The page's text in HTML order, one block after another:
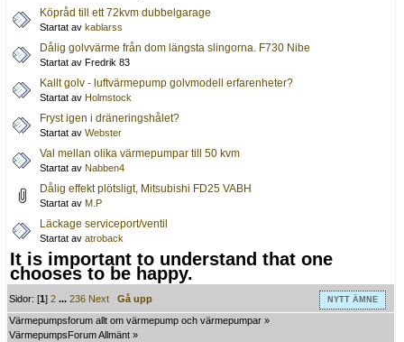
Köpråd till ett 72kvm dubbelgarage
Startat av kablarss
Dålig golvvärme från dom längsta slingorna. F730 Nibe
Startat av Fredrik 83
Kallt golv - luftvärmepump golvmodell erfarenheter?
Startat av Holmstock
Fryst igen i dräneringshålet?
Startat av Webster
Val mellan olika värmepumpar till 50 kvm
Startat av Nabben4
Dålig effekt plötsligt, Mitsubishi FD25 VABH
Startat av M.P
Läckage serviceport/ventil
Startat av atroback
It is important to understand that one
chooses to be happy.
NYTT ÄMNE
Sidor: [1]2 ...236 Next
Gå upp
Värmepumpsforum allt om värmepump och värmepumpar »
VärmepumpsForum Allmänt »